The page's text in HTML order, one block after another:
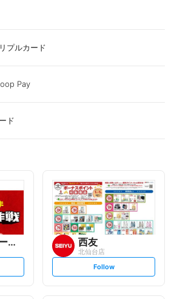
プルカード
Pay
ド
西友
北仙台店
s
t
Follow